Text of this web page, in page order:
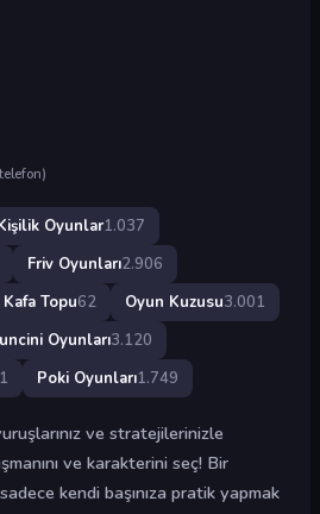
Oyunlar1.037
Friv Oyunları2.906
Kafa Topu62 Oyun Kuzusu3.001
Oyunları3.120
Poki Oyunları1.749
ve stratejilerinizle
ve karakterini seç! Bir
kendi başınıza pratik yapmak